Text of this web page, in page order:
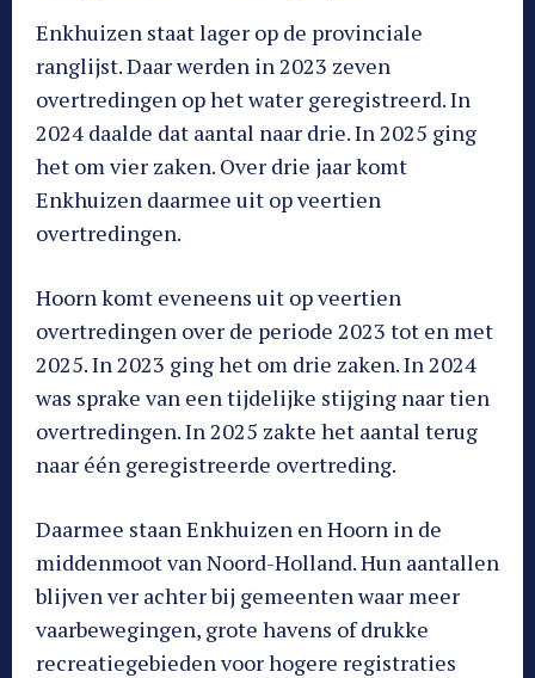
Enkhuizen staat lager op de provinciale
ranglijst. Daar werden in 2023 zeven
overtredingen op het water geregistreerd. In
2024 daalde dat aantal naar drie. In 2025 ging
het om vier zaken. Over drie jaar komt
Enkhuizen daarmee uit op veertien
overtredingen.
Hoorn komt eveneens uit op veertien
overtredingen over de periode 2023 tot en met
2025. In 2023 ging het om drie zaken. In 2024
was sprake van een tijdelijke stijging naar tien
overtredingen. In 2025 zakte het aantal terug
naar één geregistreerde overtreding.
Daarmee staan Enkhuizen en Hoorn in de
middenmoot van Noord-Holland. Hun aantallen
blijven ver achter bij gemeenten waar meer
vaarbewegingen, grote havens of drukke
recreatiegebieden voor hogere registraties